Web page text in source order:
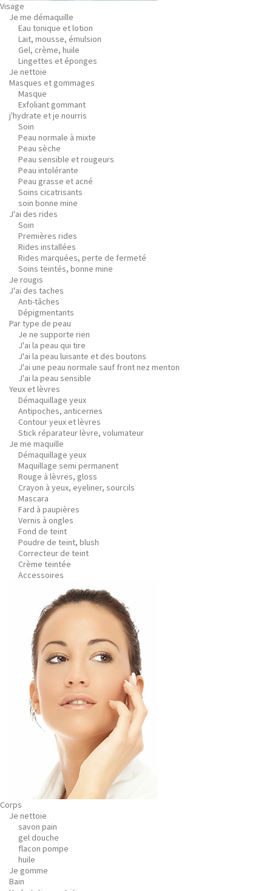
Visage
Je me démaquille
Eau tonique et lotion
Lait, mousse, émulsion
Gel, crème, huile
Lingettes et éponges
Je nettoie
Masques et gommages
Masque
Exfoliant gommant
j'hydrate et je nourris
Soin
Peau normale à mixte
Peau sèche
Peau sensible et rougeurs
Peau intolérante
Peau grasse et acné
Soins cicatrisants
soin bonne mine
J'ai des rides
Soin
Premières rides
Rides installées
Rides marquées, perte de fermeté
Soins teintés, bonne mine
Je rougis
J'ai des taches
Anti-tâches
Dépigmentants
Par type de peau
Je ne supporte rien
J'ai la peau qui tire
J'ai la peau luisante et des boutons
J'ai une peau normale sauf front nez menton
J'ai la peau sensible
Yeux et lèvres
Démaquillage yeux
Antipoches, anticernes
Contour yeux et lèvres
Stick réparateur lèvre, volumateur
Je me maquille
Démaquillage yeux
Maquillage semi permanent
Rouge à lèvres, gloss
Crayon à yeux, eyeliner, sourcils
Mascara
Fard à paupières
Vernis à ongles
Fond de teint
Poudre de teint, blush
Correcteur de teint
Crème teintée
Accessoires
Corps
Je nettoie
savon pain
gel douche
flacon pompe
huile
Je gomme
Bain